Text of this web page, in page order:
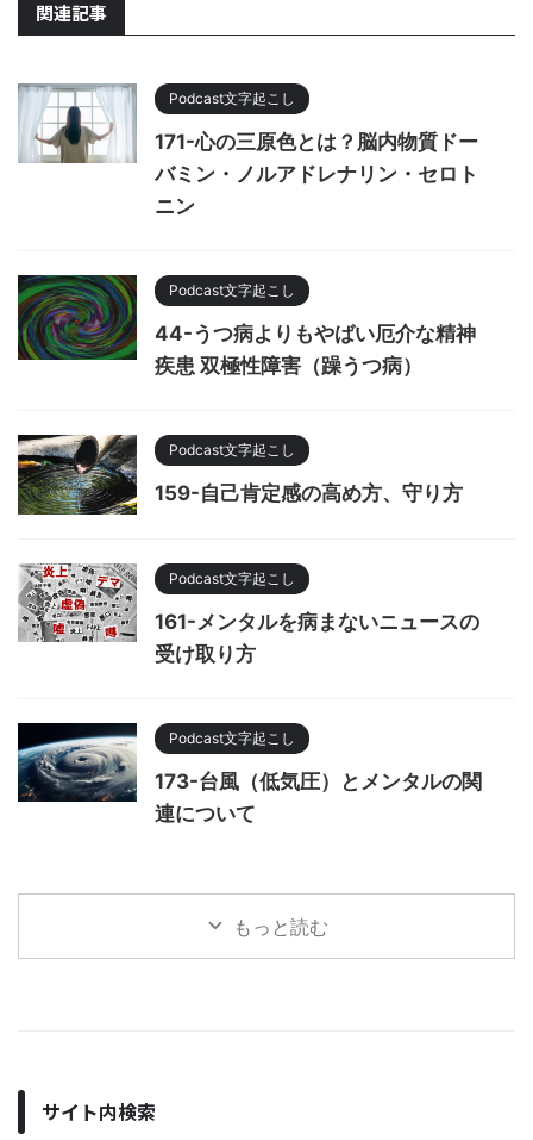
関連記事
Podcast文字起こし
171-心の三原色とは？脳内物質ドー
バミン・ノルアドレナリン・セロト
ニン
Podcast文字起こし
44-うつ病よりもやばい厄介な精神
疾患 双極性障害（躁うつ病）
Podcast文字起こし
159-自己肯定感の高め方、守り方
Podcast文字起こし
161-メンタルを病まないニュースの
受け取り方
Podcast文字起こし
173-台風（低気圧）とメンタルの関
連について
もっと読む
サイト内検索